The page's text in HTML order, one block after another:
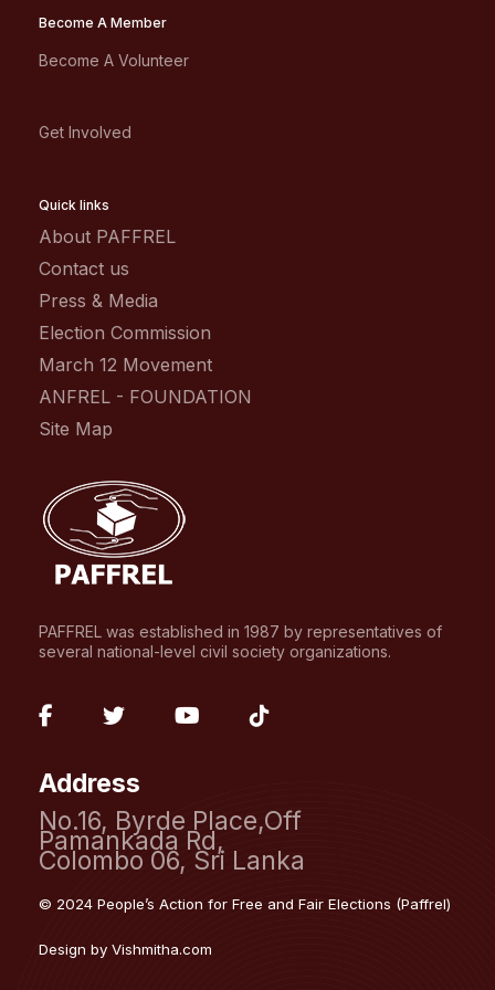
Become A Member
Become A Volunteer
Get Involved
Quick links
About PAFFREL
Contact us
Press & Media
Election Commission
March 12 Movement
ANFREL - FOUNDATION
Site Map
PAFFREL was established in 1987 by representatives of
several national-level civil society organizations.
facebook-
f
fab
twitter
fab
Address
No.16, Byrde Place,Off
Pamankada Rd,
Colombo 06, Sri Lanka
© 2024 People’s Action for Free and Fair Elections (Paffrel)
Design by Vishmitha.com